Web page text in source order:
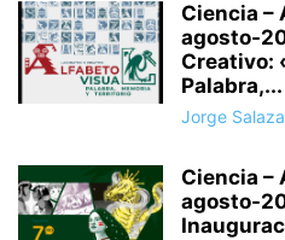
Ciencia –
agosto-
Creativo:
Palabra,...
Jorge
Ciencia –
agosto-